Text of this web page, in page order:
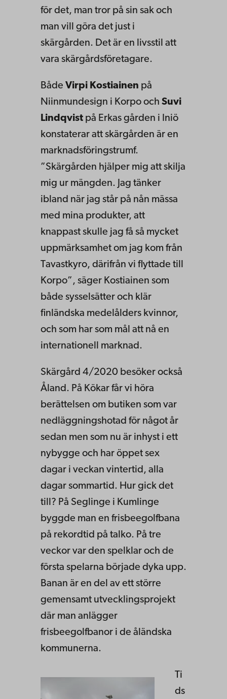
för det, man tror på sin sak och
man vill göra det just i
skärgården. Det är en livsstil att
vara skärgårdsföretagare.
Både Virpi Kostiainen på
Niinmundesign i Korpo och Suvi
Lindqvist på Erkas gården i Iniö
konstaterar att skärgården är en
marknadsföringstrumf.
”Skärgården hjälper mig att skilja
mig ur mängden. Jag tänker
ibland när jag står på nån mässa
med mina produkter, att
knappast skulle jag få så mycket
uppmärksamhet om jag kom från
Tavastkyro, därifrån vi flyttade till
Korpo”, säger Kostiainen som
både sysselsätter och klär
finländska medelålders kvinnor,
och som har som mål att nå en
internationell marknad.
Skärgård 4/2020 besöker också
Åland. På Kökar får vi höra
berättelsen om butiken som var
nedläggningshotad för något år
sedan men som nu är inhyst i ett
nybygge och har öppet sex
dagar i veckan vintertid, alla
dagar sommartid. Hur gick det
till? På Seglinge i Kumlinge
byggde man en frisbeegolfbana
på rekordtid på talko. På tre
veckor var den spelklar och de
första spelarna började dyka upp.
Banan är en del av ett större
gemensamt utvecklingsprojekt
där man anlägger
frisbeegolfbanor i de åländska
kommunerna.
Ti
ds